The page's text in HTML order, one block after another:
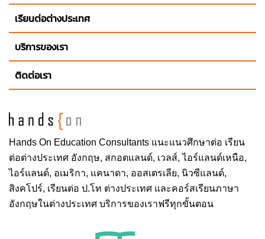
Hands On Education Consultants แนะแนวศึกษาต่อ เรียน
ต่อต่างประเทศ อังกฤษ, สกอตแลนด์, เวลส์, ไอร์แลนด์เหนือ,
ไอร์แลนด์, อเมริกา, แคนาดา, ออสเตรเลีย, นิวซีแลนด์,
สิงคโปร์, เรียนต่อ ป.โท ต่างประเทศ และคอร์สเรียนภาษา
อังกฤษในต่างประเทศ บริการของเราฟรีทุกขั้นตอน
เรียนต่อต่างประเทศ
บริการของเรา
ติดต่อเรา